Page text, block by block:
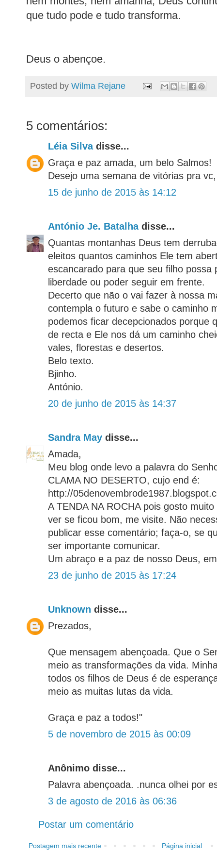
que tudo pode e tudo transforma.
Deus o abençoe.
Posted by Wilma Rejane
5 comentários:
Léia Silvadisse...
Graça e paz amada, um belo Salmos!
Desejo uma semana de vitórias pra
15 de junho de 2015 às 14:12
António Je. Batalhadisse...
Quantas montanhas Deus tem
eleitos quantos caminhos Ele tem
escancarado para que seu filho possa
liberdade ou poder seguir em frente.
Decerto que não o vai fazer à nossa
contempla o futuro e sabe o caminho
podemos ficar decepcionados porque
de recta e Ele nos dá um caminho
vales, florestas e desertos.
Belo texto.
Bjinho.
António.
20 de junho de 2015 às 14:37
Sandra May disse...
Amada,
Meu blog onde levo a palavra do
CLAMA NO DESERTO, cujo end é:
http://
A TENDA NA ROCHA pois gosto
ver se ficou bom, me visite. Não
publicar esse comentário; faça-o, se
ser importante comunicar.
Um abraço e a paz de nosso Deus,
23 de junho de 2015 às 17:24
Unknown disse...
Prezados,
Que mensagem abençoada. Que o
meio as transformações da vida.
todos os filhos de Deus é de
meio as muitas lutas da vida.
Graça e paz a todos!"
5 de novembro de 2015 às 00:09
Anônimo disse...
Palavra abençoada. .nunca olhei por
3 de agosto de 2016 às 06:36
Postar um comentário
Postagem mais recente Página inicial